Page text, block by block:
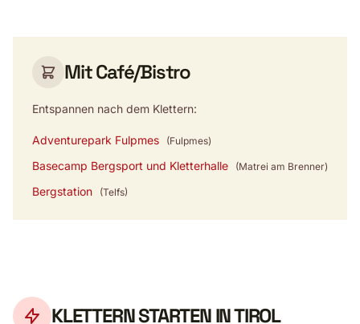
Mit Café/Bistro
Entspannen nach dem Klettern:
Adventurepark Fulpmes (Fulpmes)
Basecamp Bergsport und Kletterhalle (Matrei am Brenner)
Bergstation (Telfs)
KLETTERN STARTEN IN TIROL